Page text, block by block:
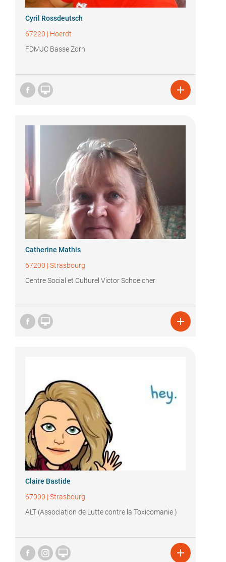
Cyril Rossdeutsch
67220 | Hoerdt
FDMJC Basse Zorn
 
Catherine Mathis
67200 | Strasbourg
Centre Social et Culturel Victor Schoelcher
 
Claire Bastide
67000 | Strasbourg
ALT (Association de Lutte contre la Toxicomanie )
 